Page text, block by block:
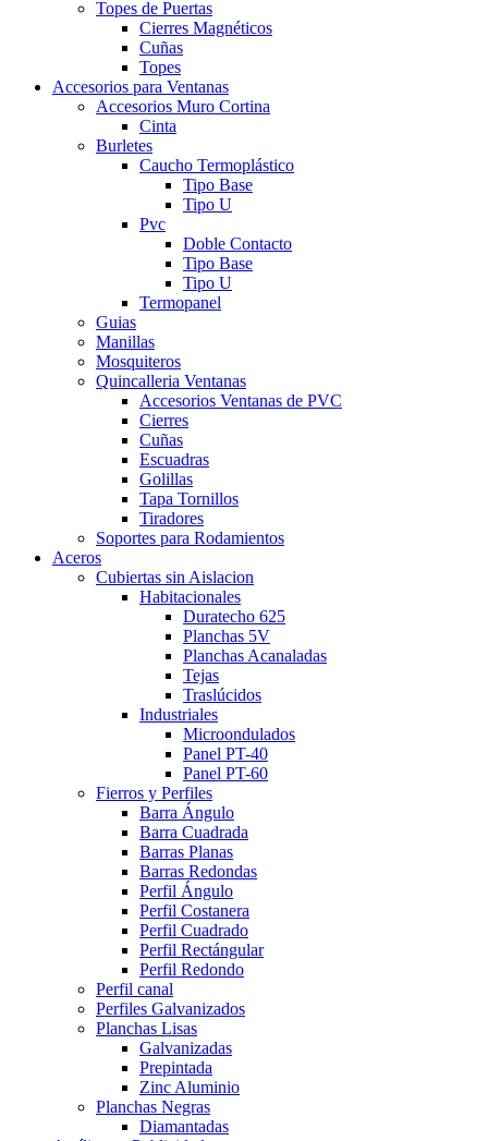
Topes de Puertas
Cierres Magnéticos
Cuñas
Topes
Accesorios para Ventanas
Accesorios Muro Cortina
Cinta
Burletes
Caucho Termoplástico
Tipo Base
Tipo U
Pvc
Doble Contacto
Tipo Base
Tipo U
Termopanel
Guias
Manillas
Mosquiteros
Quincalleria Ventanas
Accesorios Ventanas de PVC
Cierres
Cuñas
Escuadras
Golillas
Tapa Tornillos
Tiradores
Soportes para Rodamientos
Aceros
Cubiertas sin Aislacion
Habitacionales
Duratecho 625
Planchas 5V
Planchas Acanaladas
Tejas
Traslúcidos
Industriales
Microondulados
Panel PT-40
Panel PT-60
Fierros y Perfiles
Barra Ángulo
Barra Cuadrada
Barras Planas
Barras Redondas
Perfil Ángulo
Perfil Costanera
Perfil Cuadrado
Perfil Rectángular
Perfil Redondo
Perfil canal
Perfiles Galvanizados
Planchas Lisas
Galvanizadas
Prepintada
Zinc Aluminio
Planchas Negras
Diamantadas